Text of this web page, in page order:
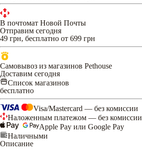
В почтомат Новой Почты
Отправим сегодня
49 грн, бесплатно от 699 грн
Самовывоз из магазинов Pethouse
Доставим сегодня
Список магазинов
бесплатно
Visa/Mastercard — без комиссии
Наложенным платежом — без комиссии
Apple Pay или Google Pay
Наличными
Описание